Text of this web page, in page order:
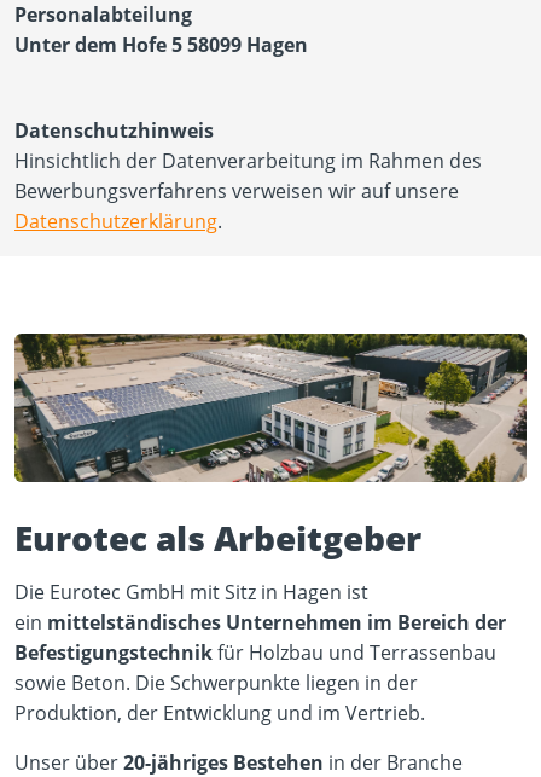
Personalabteilung
Unter dem Hofe 5 58099 Hagen
Datenschutzhinweis
Hinsichtlich der Datenverarbeitung im Rahmen des
Bewerbungsverfahrens verweisen wir auf unsere
Datenschutzerklärung.
Eurotec als Arbeitgeber
Die Eurotec GmbH mit Sitz in Hagen ist
ein mittelständisches Unternehmen im Bereich der
Befestigungstechnikfür Holzbau und Terrassenbau
sowie Beton. Die Schwerpunkte liegen in der
Produktion, der Entwicklung und im Vertrieb.
Unser über20-jähriges Bestehen in der Branche